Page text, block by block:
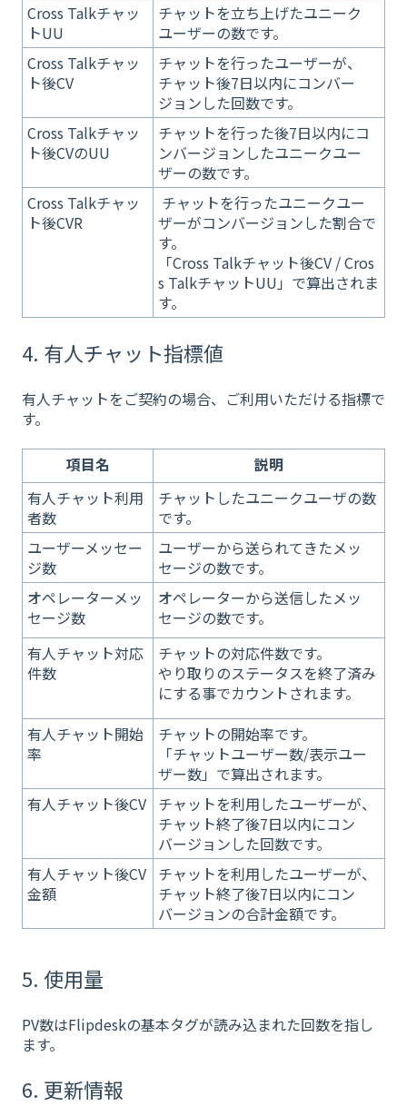
Cross Talkチャッ
トUU
チャットを立ち上げたユニーク
ユーザーの数です。
Cross Talkチャッ
ト後CV
チャットを行ったユーザーが、
チャット後7日以内にコンバー
ジョンした回数です。
Cross Talkチャッ
ト後CVのUU
チャットを行った後7日以内にコ
ンバージョンしたユニークユー
ザーの数です。
Cross Talkチャッ
ト後CVR
チャットを行ったユニークユー
ザーがコンバージョンした割合で
す。
「Cross Talkチャット後CV / Cros
s TalkチャットUU」で算出されま
す。
4. 有人チャット指標値
有人チャットをご契約の場合、ご利用いただける指標で
す。
項目名
説明
有人チャット利用
者数
チャットしたユニークユーザの数
です。
ユーザーメッセー
ジ数
ユーザーから送られてきたメッ
セージの数です。
オペレーターメッ
セージ数
オペレーターから送信したメッ
セージの数です。
有人チャット対応
件数
チャットの対応件数です。
やり取りのステータスを終了済み
にする事でカウントされます。
有人チャット開始
率
チャットの開始率です。
「チャットユーザー数/表示ユー
ザー数」で算出されます。
有人チャット後CV チャットを利用したユーザーが、
チャット終了後7日以内にコン
バージョンした回数です。
有人チャット後CV
金額
チャットを利用したユーザーが、
チャット終了後7日以内にコン
バージョンの合計金額です。
5. 使用量
PV数はFlipdeskの基本タグが読み込まれた回数を指し
ます。
6. 更新情報